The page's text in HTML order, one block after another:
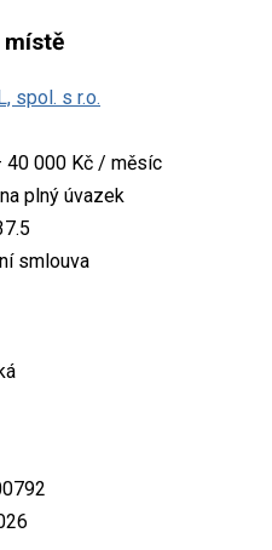
spol. s r.o.
40 000 Kč / měsíc
plný úvazek
smlouva